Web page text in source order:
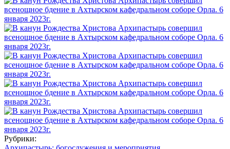
Рубрики: